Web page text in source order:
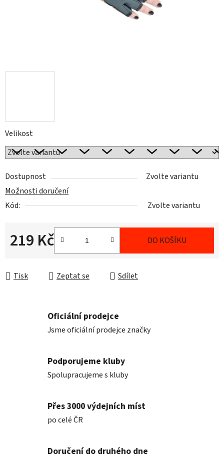
Velikost
Dostupnost
Zvolte variantu
Možnosti doručení
Kód:
Zvolte variantu
219 Kč DO KOŠÍKU
Tisk Zeptat se Sdílet
Oficiální prodejce
Jsme oficiální prodejce značky
Podporujeme kluby
Spolupracujeme s kluby
Přes 3000 výdejních míst
po celé ČR
Doručení do druhého dne